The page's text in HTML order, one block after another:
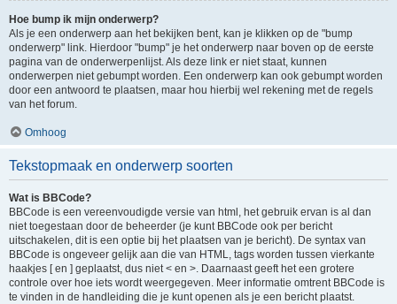
Hoe bump ik mijn onderwerp?
Als je een onderwerp aan het bekijken bent, kan je klikken op de "bump
onderwerp" link. Hierdoor "bump" je het onderwerp naar boven op de eerste
pagina van de onderwerpenlijst. Als deze link er niet staat, kunnen
onderwerpen niet gebumpt worden. Een onderwerp kan ook gebumpt worden
door een antwoord te plaatsen, maar hou hierbij wel rekening met de regels
van het forum.
Omhoog
Tekstopmaak en onderwerp soorten
Wat is BBCode?
BBCode is een vereenvoudigde versie van html, het gebruik ervan is al dan
niet toegestaan door de beheerder (je kunt BBCode ook per bericht
uitschakelen, dit is een optie bij het plaatsen van je bericht). De syntax van
BBCode is ongeveer gelijk aan die van HTML, tags worden tussen vierkante
haakjes [ en ] geplaatst, dus niet < en >. Daarnaast geeft het een grotere
controle over hoe iets wordt weergegeven. Meer informatie omtrent BBCode is
te vinden in de handleiding die je kunt openen als je een bericht plaatst.